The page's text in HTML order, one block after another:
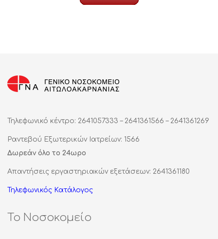
Τηλεφωνικό κέντρο: 2641057333 – 2641361566 – 2641361269
Ραντεβού Εξωτερικών Ιατρείων: 1566
Δωρεάν όλο το 24ωρο
Απαντήσεις εργαστηριακών εξετάσεων: 2641361180
Τηλεφωνικός Κατάλογος
Το Νοσοκομείο